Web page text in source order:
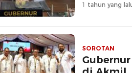
1 tahun yang
SOROTAN